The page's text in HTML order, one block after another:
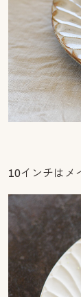
10インチはメ